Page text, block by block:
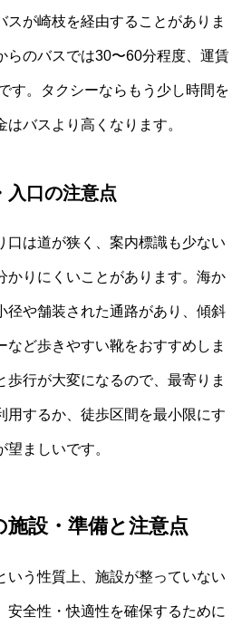
スが崎枝を経由することがありま
らのバスでは30〜60分程度、運賃
す。タクシーならもう少し時間を
バスより高くなります。
入口の注意点
口は道が狭く、案内標識も少ない
かりにくいことがあります。海か
径や舗装された通路があり、傾斜
など歩きやすい靴をおすすめしま
歩行が大変になるので、最寄りま
用するか、徒歩区間を最小限にす
ましいです。
施設・準備と注意点
いう性質上、施設が整っていない
安全性・快適性を確保するために